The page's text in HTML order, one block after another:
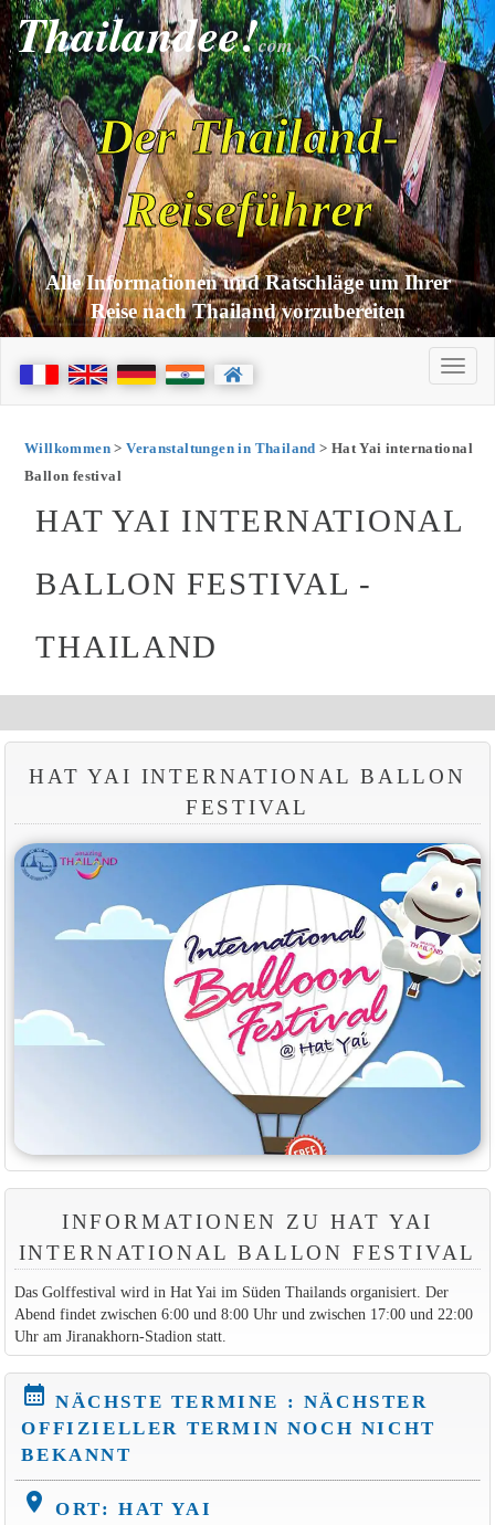
Thailandee!com
Der Thailand-
Reiseführer
Alle Informationen und Ratschläge um Ihrer
Reise nach Thailand vorzubereiten
Willkommen>Veranstaltungen in Thailand > Hat Yai international
Ballon festival
HAT YAI INTERNATIONAL
BALLON FESTIVAL -
THAILAND
HAT YAI INTERNATIONAL BALLON
FESTIVAL
INFORMATIONEN ZU HAT YAI
INTERNATIONAL BALLON FESTIVAL
Das Golffestival wird in Hat Yai im Süden Thailands organisiert. Der
Abend findet zwischen 6:00 und 8:00 Uhr und zwischen 17:00 und 22:00
Uhr am Jiranakhorn-Stadion statt.
calendar_month NÄCHSTE TERMINE : NÄCHSTER
OFFIZIELLER TERMIN NOCH NICHT
BEKANNT
location_on ORT: HAT YAI